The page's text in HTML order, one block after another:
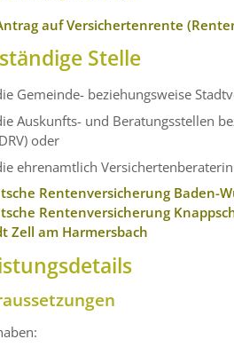
auf Versichertenrente
Stelle
Gemeinde- beziehungsweise
Auskunfts- und Beratungsstellen
oder
ehrenamtlich
Rentenversicherung Baden-
Rentenversicherung
Zell am Harmersbach